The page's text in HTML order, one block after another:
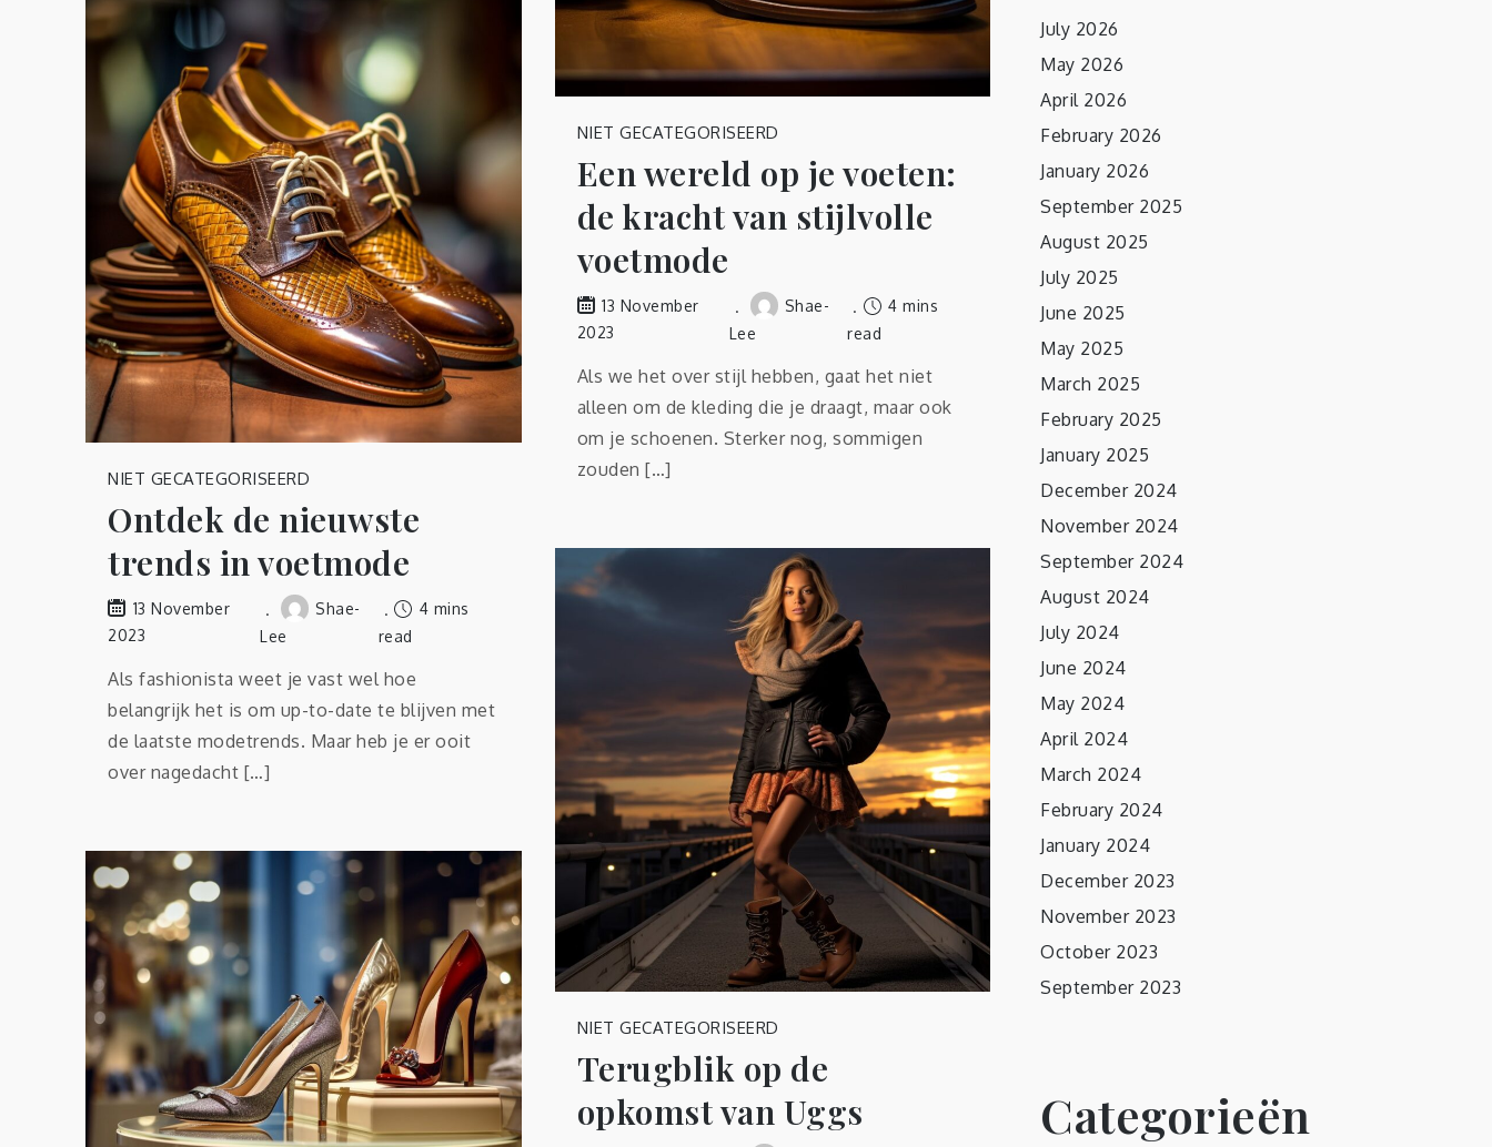
NIET GECATEGORISEERD
Een wereld op je voeten:
de kracht van stijlvolle
voetmode
13 November
2023
Shae-
Lee
4 mins
read
Als we het over stijl hebben, gaat het niet
alleen om de kleding die je draagt, maar ook
om je schoenen. Sterker nog, sommigen
zouden […]
NIET GECATEGORISEERD
Ontdek de nieuwste
trends in voetmode
13 November
2023
Shae-
Lee
4 mins
read
Als fashionista weet je vast wel hoe
belangrijk het is om up-to-date te blijven met
de laatste modetrends. Maar heb je er ooit
over nagedacht […]
NIET GECATEGORISEERD
Terugblik op de
opkomst van Uggs
July 2026
May 2026
April 2026
February 2026
January 2026
September 2025
August 2025
July 2025
June 2025
May 2025
March 2025
February 2025
January 2025
December 2024
November 2024
September 2024
August 2024
July 2024
June 2024
May 2024
April 2024
March 2024
February 2024
January 2024
December 2023
November 2023
October 2023
September 2023
Categorieën